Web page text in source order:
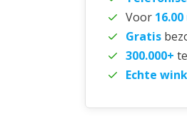
Voor
Gratis
300.000+
Echte